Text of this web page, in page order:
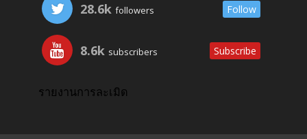
28.6k followers Follow
8.6k subscribers Subscribe
รายงานการละเมิด